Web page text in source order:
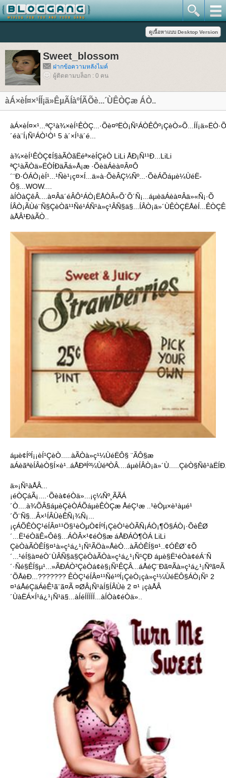
Sweet_blossom
ฝากข้อความหลังไมค์
ผู้ติดตามบล็อก : 0 คน
àÁ×èÍ¤×¹ÍÍ¡ä»ÊµÃÍàºÍÃÕè...´ÙÊÒÇæ ÁÒ..
´éà¨Í¡Ñ¹ÁÒ¹Ò¹ 5 à´×Í¹ä´é...
à¾×èÍ¹ÊÒÇ¢Í§àÃÒãËéª×èÍÇèÒ LiLi ÅÐ¡Ñ¹¹Ð...LiLi
ªÇ¹àÃÒä»ËÒÍÐäÃá»Å¡æ ·ÕèäÁèà¤Â¤Ô
´¨Ð·ÓÁÒ¡èÍ¹...¹Ñè¹¡ç¤×Í...ä»à·ÕèÂÇ¼Ñº...·ÕèÁÕáµè¼ÙéË­
Ô§...WOW....
àÍÒàÇêÂ....à¤Âä´éÂÔ¹ÁÒ¡ËÅÒÂ»Õ´Õ´Ñ¡...áµèäÁèà¤Âä»«Ñ¡·Õ
àÅÂ¹ÐàÃÒ..
áµè¢ÍºÍ¡¡èÍ¹ÇèÒ.....àÃÒà»ç¹¼ÙéË­Ô§ ¨ÃÔ§æ
ä»¡Ñ¹àÅÂ...
¡éÒÇáÃ¡....·Õèà¢éÒä»...¡ç¼Ñº¸ÃÃÁ
´Ò....à¾ÕÂ§áµèÇèÒÁÕáµèÊÒÇæ ÅéÇ¹æ ..¹èÒµ×è¹àµé¹
´Õ¨Ñ§...Â×¹ÍÂÙèÊÑ¡¾Ñ¡...
¡çÁÕÊÒÇ¹éÍÂ¤¹¹Ö§¹èÒµÒ¢ÍºÍ¡ÇèÒ¹èÒÃÑ¡ÁÒ¡¶Ö§ÁÒ¡·ÕèÊØ
´...Ë¹éÒãÊ»Ôê§...ÁÒÂ×¹¢éÒ§æ áÅÐÁÒ¶ÒÁ LiLi
ÇèÒàÃÒÊÍ§¤¹à»ç¹á¿¹¡Ñ¹ÃÖà»ÅèÒ...àÃÒÊÍ§¤¹..¢ÓÊØ´¢Õ
´...¹éÍ§à¤éÒ´ÙÂÑ§ä§ÇèÒàÃÒà»ç¹á¿¹¡Ñ¹ÇÐ áµè§Ë¹éÒà¢éÁ¨Ñ
´·Ñé§ÊÍ§µ¹...»ÃÐÁÒ³ÇèÒá¢è§¡Ñ¹ÊÇÂ...áÅéÇ¨Ðã¤Ãà»ç¹á¿¹¡Ñºã¤Ã
´ÕÅèÐ...??????? ÊÒÇ¹éÍÂ¤¹¹Ñé¹ºÍ¡ÇèÒ¡çà»ç¹¼ÙéË­Ô§ÁÒ¡Ñ¹ 2
¤¹áÅéÇäÁèÊ¹ã¨ã¤Ã ¤ØÂ¡Ñ¹àÍ§ÍÂÙè 2 ¤¹ ¡çàÅÂ
´ÙàËÁ×Í¹á¿¹¡Ñ¹ä§...àÍéÍÍÍÍÍ...àÍÒà¢éÒä»..